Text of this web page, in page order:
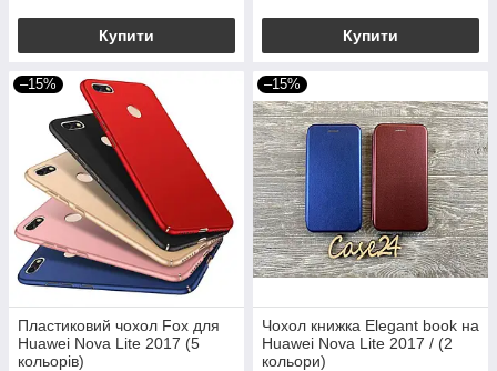
Купити Купити
–15%
Пластиковий чохол Fox для
Huawei Nova Lite 2017 (5
кольорів)
–15%
Чохол книжка Elegant book на
Huawei Nova Lite 2017 / (2
кольори)